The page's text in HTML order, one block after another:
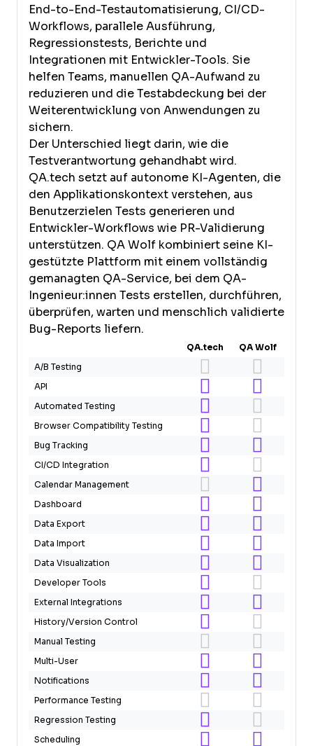
End-to-End-Testautomatisierung, CI/CD-
Workflows, parallele Ausführung,
Regressionstests, Berichte und
Integrationen mit Entwickler-Tools. Sie
helfen Teams, manuellen QA-Aufwand zu
reduzieren und die Testabdeckung bei der
Weiterentwicklung von Anwendungen zu
sichern.
Der Unterschied liegt darin, wie die
Testverantwortung gehandhabt wird.
QA.tech setzt auf autonome KI-Agenten, die
den Applikationskontext verstehen, aus
Benutzerzielen Tests generieren und
Entwickler-Workflows wie PR-Validierung
unterstützen. QA Wolf kombiniert seine KI-
gestützte Plattform mit einem vollständig
gemanagten QA-Service, bei dem QA-
Ingenieur:innen Tests erstellen, durchführen,
überprüfen, warten und menschlich validierte
Bug-Reports liefern.
QA.tech
QA Wolf
A/B Testing
API
Automated Testing
Browser Compatibility Testing
Bug Tracking
CI/CD Integration
Calendar Management
Dashboard
Data Export
Data Import
Data Visualization
Developer Tools
External Integrations
History/Version Control
Manual Testing
Multi-User
Notifications
Performance Testing
Regression Testing
Scheduling